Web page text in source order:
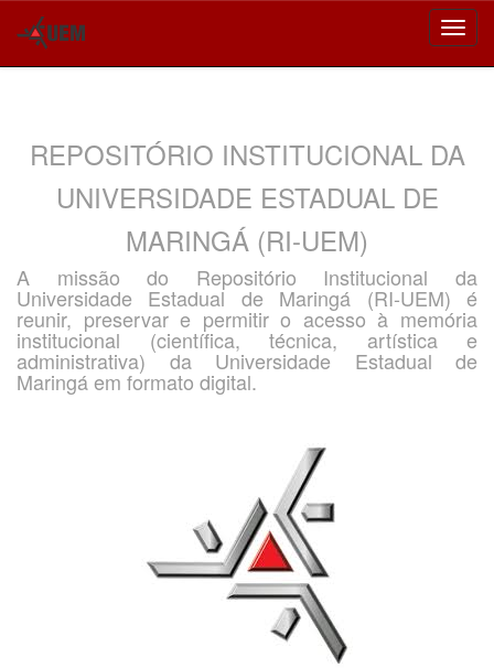
REPOSITÓRIO INSTITUCIONAL DA
UNIVERSIDADE ESTADUAL DE
MARINGÁ (RI-UEM)
A missão do Repositório Institucional da
Universidade Estadual de Maringá (RI-UEM) é
reunir, preservar e permitir o acesso à memória
institucional (científica, técnica, artística e
administrativa) da Universidade Estadual de
Maringá em formato digital.